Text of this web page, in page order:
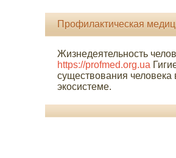
Профилактическая
Жизнедеятельность
https://profmed.org.ua
существования человека
экосистеме.